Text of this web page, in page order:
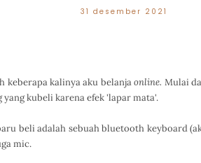
31 desember 2021
keberapa kalinya aku belanjaonline. Mulai
kubeli karena efek 'lapar mata'.
beli adalah sebuah bluetooth keyboard
mic.